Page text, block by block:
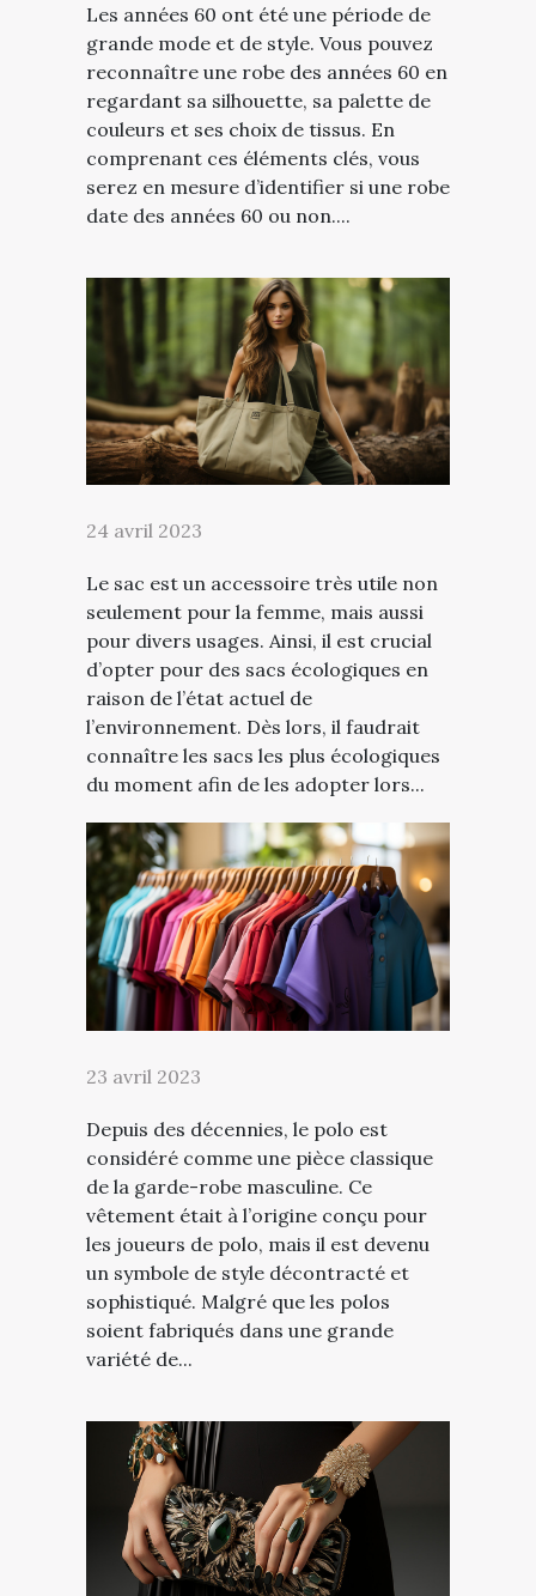
Les années 60 ont été une période de
grande mode et de style. Vous pouvez
reconnaître une robe des années 60 en
regardant sa silhouette, sa palette de
couleurs et ses choix de tissus. En
comprenant ces éléments clés, vous
serez en mesure d’identifier si une robe
date des années 60 ou non....
24 avril 2023
Le sac est un accessoire très utile non
seulement pour la femme, mais aussi
pour divers usages. Ainsi, il est crucial
d’opter pour des sacs écologiques en
raison de l’état actuel de
l’environnement. Dès lors, il faudrait
connaître les sacs les plus écologiques
du moment afin de les adopter lors...
23 avril 2023
Depuis des décennies, le polo est
considéré comme une pièce classique
de la garde-robe masculine. Ce
vêtement était à l’origine conçu pour
les joueurs de polo, mais il est devenu
un symbole de style décontracté et
sophistiqué. Malgré que les polos
soient fabriqués dans une grande
variété de...